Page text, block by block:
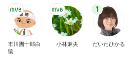
市川團十郎白
猿
小林麻央
1
だいたひかる